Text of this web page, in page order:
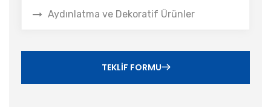
Aydınlatma ve Dekoratif Ürünler
TEKLIF FORMU